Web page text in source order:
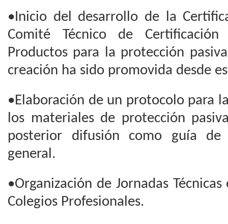
•Inicio del desarrollo de la
Comité Técnico de Certificación
Productos para la protección
creación ha sido promovida desde
•Elaboración de un protocolo para
los materiales de protección
posterior difusión como guía de
general.
•Organización de Jornadas
Colegios Profesionales.